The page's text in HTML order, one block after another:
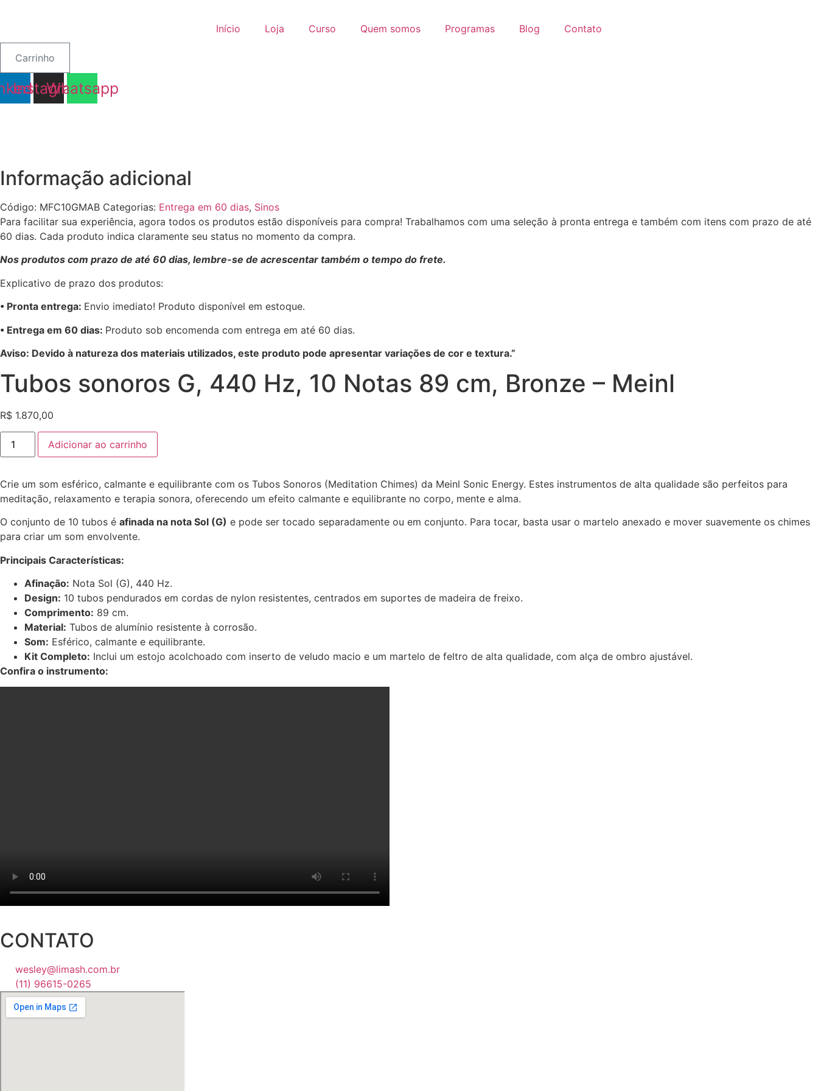
Início Loja Curso Quem somos Programas Blog Contato
Carrinho
Instagram
Whatsapp
Informação adicional
Código: MFC10GMAB Categorias: Entrega em 60 dias, Sinos
Para facilitar sua experiência, agora todos os produtos estão disponíveis para compra! Trabalhamos com uma seleção à pronta entrega e também com itens com prazo de até
60 dias. Cada produto indica claramente seu status no momento da compra.
Nos produtos com prazo de até 60 dias, lembre-se de acrescentar também o tempo do frete.
Explicativo de prazo dos produtos:
•⁠ ⁠Pronta entrega: Envio imediato! Produto disponível em estoque.
•⁠ Entrega em 60 dias: Produto sob encomenda com entrega em até 60 dias.
Aviso: Devido à natureza dos materiais utilizados, este produto pode apresentar variações de cor e textura.”
Tubos sonoros G, 440 Hz, 10 Notas 89 cm, Bronze – Meinl
R$ 1.870,00
Tubos
sonoros
G,
10
Notas
89
Bronze
-
Meinl
Adicionar ao carrinho
Crie um som esférico, calmante e equilibrante com os Tubos Sonoros (Meditation Chimes) da Meinl Sonic Energy. Estes instrumentos de alta qualidade são perfeitos para
meditação, relaxamento e terapia sonora, oferecendo um efeito calmante e equilibrante no corpo, mente e alma.
O conjunto de 10 tubos é afinada na nota Sol (G) e pode ser tocado separadamente ou em conjunto. Para tocar, basta usar o martelo anexado e mover suavemente os chimes
para criar um som envolvente.
Principais Características:
Afinação: Nota Sol (G), 440 Hz.
Design: 10 tubos pendurados em cordas de nylon resistentes, centrados em suportes de madeira de freixo.
Comprimento: 89 cm.
Material: Tubos de alumínio resistente à corrosão.
Som: Esférico, calmante e equilibrante.
Kit Completo: Inclui um estojo acolchoado com inserto de veludo macio e um martelo de feltro de alta qualidade, com alça de ombro ajustável.
Confira o instrumento:
CONTATO
wesley@limash.com.br
(11) 96615-0265